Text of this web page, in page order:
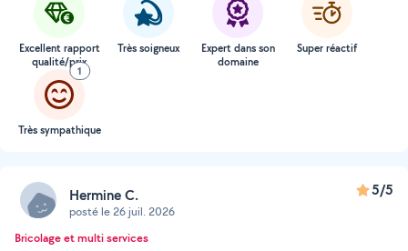
Excellent rapport
qualité/prix
Très soigneux
Expert dans son
domaine
Super réactif
1
Très sympathique
Hermine C.
posté le 26 juil. 2026
5/5
Bricolage et multi services